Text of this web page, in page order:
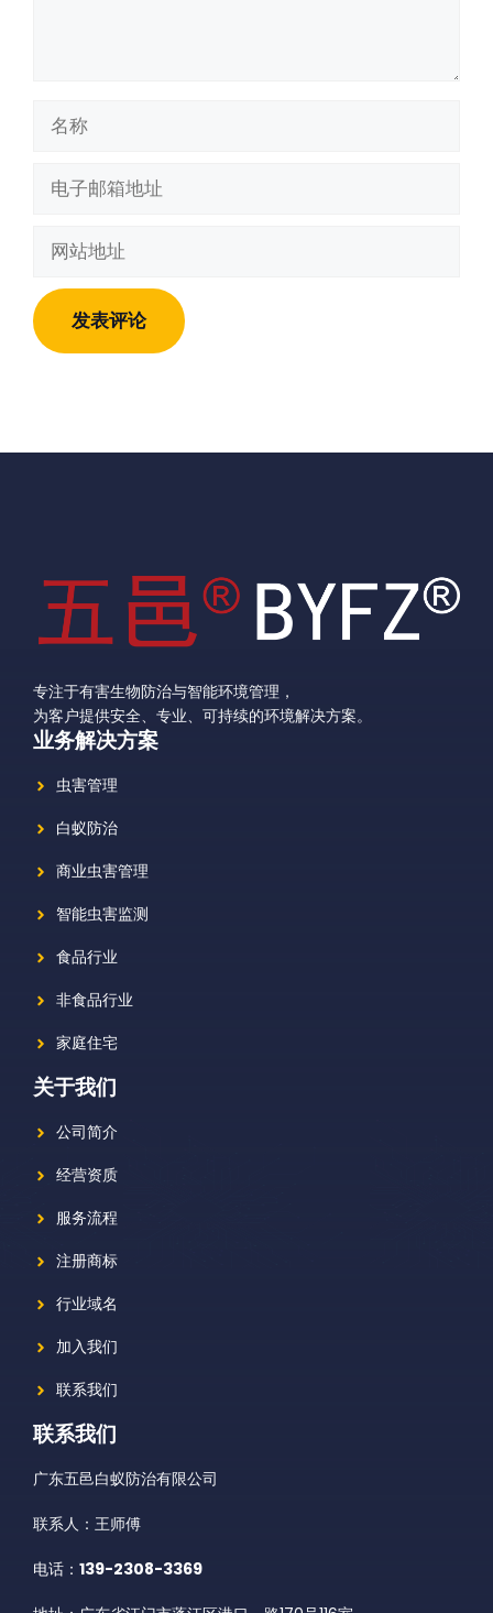
址
地
址
专注于有害生物防治与智能环境管理，
为客户提供安全、专业、可持续的环境解决方案。
业务解决方案
虫害管理
白蚁防治
商业虫害管理
智能虫害监测
食品行业
非食品行业
家庭住宅
关于我们
公司简介
经营资质
服务流程
注册商标
行业域名
加入我们
联系我们
联系我们
广东五邑白蚁防治有限公司
联系人：王师傅
电话： 139-2308-3369